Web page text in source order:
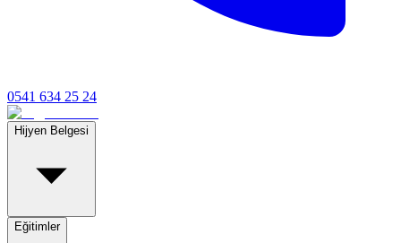
0541 634 25 24
Hijyen Belgesi
Eğitimler